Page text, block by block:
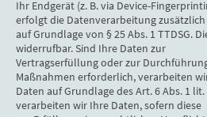
Ihr Endgerät (z. B. via Device-
erfolgt die Datenverarbeitung zusätzlich
auf Grundlage von § 25 Abs. 1 TTDSG.
widerrufbar. Sind Ihre Daten zur
Vertragserfüllung oder zur
Maßnahmen erforderlich, verarbeiten
Daten auf Grundlage des Art. 6 Abs. 1 lit.
verarbeiten wir Ihre Daten, sofern diese